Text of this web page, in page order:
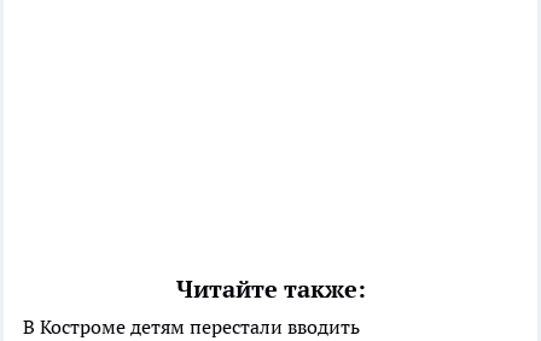
Читайте также:
В Костроме детям перестали вводить